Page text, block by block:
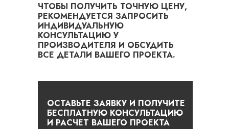
ЧТОБЫ ПОЛУЧИТЬ ТОЧНУЮ ЦЕНУ,
РЕКОМЕНДУЕТСЯ ЗАПРОСИТЬ
ИНДИВИДУАЛЬНУЮ
КОНСУЛЬТАЦИЮ У
ПРОИЗВОДИТЕЛЯ И ОБСУДИТЬ
ВСЕ ДЕТАЛИ ВАШЕГО ПРОЕКТА.
ОСТАВЬТЕ ЗАЯВКУ И ПОЛУЧИТЕ
БЕСПЛАТНУЮ КОНСУЛЬТАЦИЮ
И РАСЧЕТ ВАШЕГО ПРОЕКТА